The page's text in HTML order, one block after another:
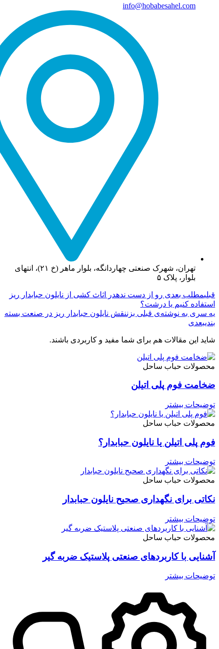
info@hobabesahel.com
تهران، شهرک صنعتی چهاردانگه، بلوار ماهر (خ ۲۱)، انتهای
بلوار، پلاک ۵
قبلیمطلب بعدی رو از دست ندهدر اثاث کشی از نایلون حبابدار ریز
استفاده کنیم یا درشت؟
یه سری به نوشته‌ی قبلی بزننقش نایلون حبابدار ریز در صنعت بسته
بندیبعدی
شاید این مقالات هم برای شما مفید و کاربردی باشند.
محصولات حباب ساحل
ضخامت فوم پلی اتیلن
توضیحات بیشتر
محصولات حباب ساحل
فوم پلی اتیلن یا نایلون حبابدار؟
توضیحات بیشتر
محصولات حباب ساحل
نکاتی برای نگهداری صحیح نایلون حبابدار
توضیحات بیشتر
محصولات حباب ساحل
آشنایی با کاربردهای صنعتی پلاستیک ضربه گیر
توضیحات بیشتر